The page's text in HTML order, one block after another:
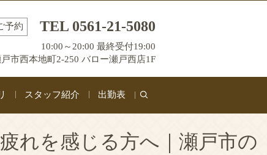
予約 TEL 0561-21-5080
10:00～20:00 最終受付19:00
市西本地町2-250 バロー瀬戸西店1F
スタッフ紹介 出勤表
search
れを感じる方へ｜瀬戸市の